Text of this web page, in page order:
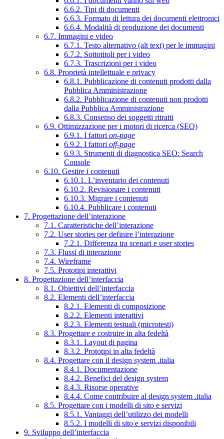
6.6.2. Tipi di documenti
6.6.3. Formato di lettura dei documenti elettronici
6.6.4. Modalità di produzione dei documenti
6.7. Immagini e video
6.7.1. Testo alternativo (alt text) per le immagini
6.7.2. Sottotitoli per i video
6.7.3. Trascrizioni per i video
6.8. Proprietà intellettuale e privacy
6.8.1. Pubblicazione di contenuti prodotti dalla
Pubblica Amministrazione
6.8.2. Pubblicazione di contenuti non prodotti
dalla Pubblica Amministrazione
6.8.3. Consenso dei soggetti ritratti
6.9. Ottimizzazione per i motori di ricerca (SEO)
6.9.1. I fattori on-page
6.9.2. I fattori off-page
6.9.3. Strumenti di diagnostica SEO: Search
Console
6.10. Gestire i contenuti
6.10.1. L’inventario dei contenuti
6.10.2. Revisionare i contenuti
6.10.3. Migrare i contenuti
6.10.4. Pubblicare i contenuti
7. Progettazione dell’interazione
7.1. Caratteristiche dell’interazione
7.2. User stories per definire l’interazione
7.2.1. Differenza tra scenari e user stories
7.3. Flussi di interazione
7.4. Wireframe
7.5. Prototipi interattivi
8. Progettazione dell’interfaccia
8.1. Obiettivi dell’interfaccia
8.2. Elementi dell’interfaccia
8.2.1. Elementi di composizione
8.2.2. Elementi interattivi
8.2.3. Elementi testuali (microtesti)
8.3. Progettare e costruire in alta fedeltà
8.3.1. Layout di pagina
8.3.2. Prototipi in alta fedeltà
8.4. Progettare con il design system .italia
8.4.1. Documentazione
8.4.2. Benefici del design system
8.4.3. Risorse operative
8.4.4. Come contribuire al design system .italia
8.5. Progettare con i modelli di sito e servizi
8.5.1. Vantaggi dell’utilizzo dei modelli
8.5.2. I modelli di sito e servizi disponibili
9. Sviluppo dell’interfaccia